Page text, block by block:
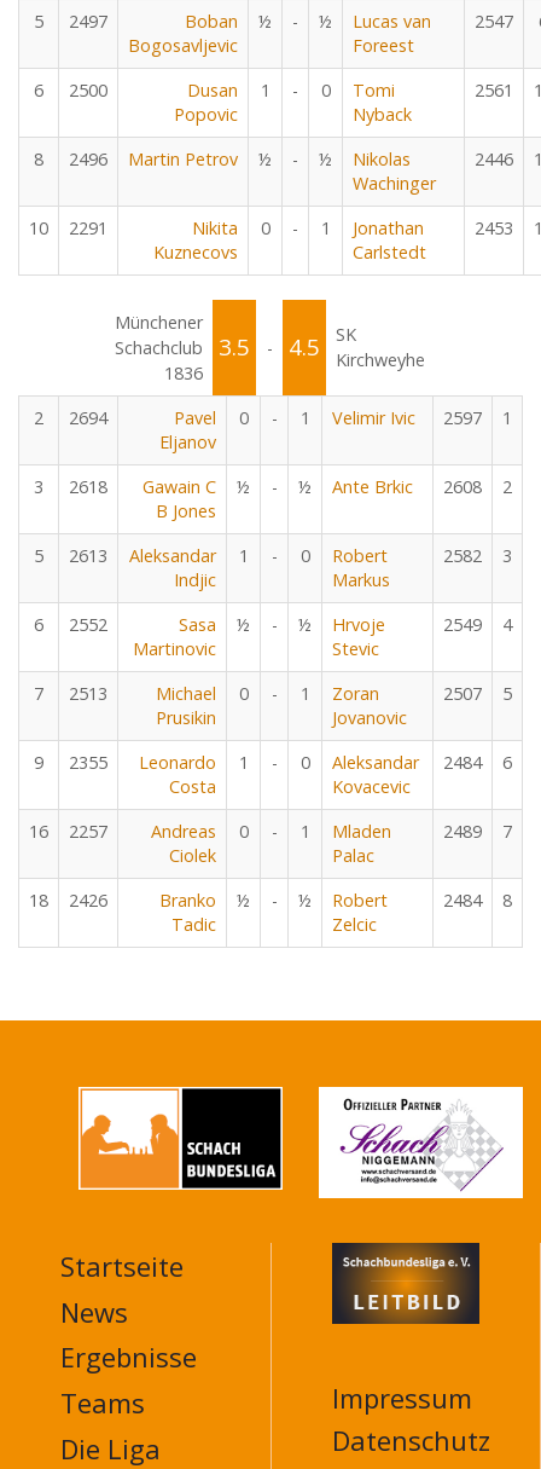
5 2497
Boban
Bogosavljevic
½ - ½
Lucas van
Foreest
2547
6 2500
Dusan
Popovic
1 - 0
Tomi
Nyback
2561
8 2496 Martin Petrov ½ - ½
Nikolas
Wachinger
2446
10 2291
Nikita
Kuznecovs
0 - 1
Jonathan
Carlstedt
2453
Münchener
Schachclub
1836
3.5 - 4.5
SK
Kirchweyhe
2 2694
Pavel
Eljanov
0 - 1 Velimir Ivic 2597 1
3 2618
Gawain C
B Jones
½ - ½ Ante Brkic 2608 2
5 2613
Aleksandar
Indjic
1 - 0
Robert
Markus
2582 3
6 2552
Sasa
Martinovic
½ - ½
Hrvoje
Stevic
2549 4
7 2513
Michael
Prusikin
0 - 1
Zoran
Jovanovic
2507 5
9 2355
Leonardo
Costa
1 - 0
Aleksandar
Kovacevic
2484 6
16 2257
Andreas
Ciolek
0 - 1
Mladen
Palac
2489 7
18 2426
Branko
Tadic
½ - ½
Robert
Zelcic
2484 8
MAIN
NAVIGATION
FOOTER
Startseite
News
Ergebnisse
Teams
Die Liga
Impressum
Datenschutz